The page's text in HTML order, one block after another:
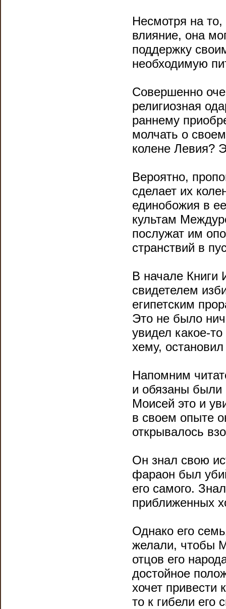
Несмотря на то,
влияние, она
поддержку
необходимую
Совершенно
религиозная
раннему
молчать о
колене Левия?
Вероятно,
сделает их
единобожия в
культам
послужат им
странствий в
В начале Книги
свидетелем
египетским
Это не было
увидел какое-
хему,
Напомним
и обязаны были
Моисей это и
в своем опыте
открывалось
Он знал свою
фараон был
его самого.
приближенных
Однако его
желали, чтобы
отцов его
достойное
хочет привести
то к гибели его